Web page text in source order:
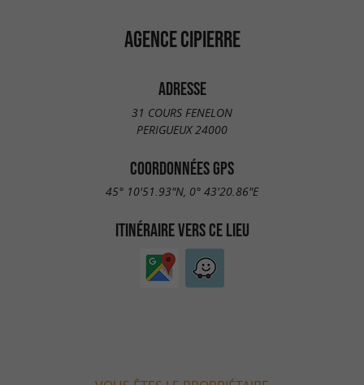
AGENCE CIPIERRE
ADRESSE
31 COURS FENELON
PERIGUEUX 24000
COORDONNÉES GPS
45° 10'51.93"N, 0° 43'20.86"E
ITINÉRAIRE VERS CE LIEU